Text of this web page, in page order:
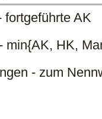
fortgeführte AK
min{AK, HK,
- zum